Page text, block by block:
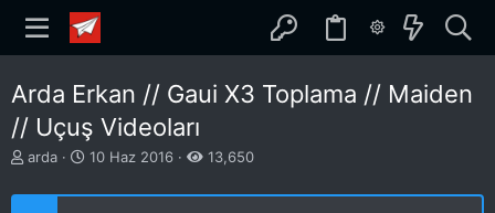
Arda Erkan // Gaui X3 Toplama // Maiden
// Uçuş Videoları
K
n
arda
B
ş
10 Haz 2016 13,650